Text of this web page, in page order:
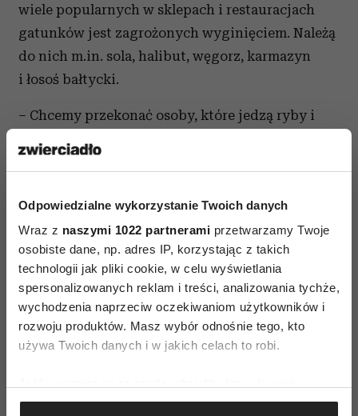
Odpowiedzialne wykorzystanie Twoich danych
Wraz z naszymi 1022 partnerami przetwarzamy Twoje
osobiste dane, np. adres IP, korzystając z takich
technologii jak pliki cookie, w celu wyświetlania
spersonalizowanych reklam i treści, analizowania tychże,
wychodzenia naprzeciw oczekiwaniom użytkowników i
rozwoju produktów. Masz wybór odnośnie tego, kto
używa Twoich danych i w jakich celach to robi.
Gromadzić dane dotyczące Twojej lokalizacji
wiele popularnych w sklepach i restauracjach
gatunków jest zagrożonych wyginięciem. Należą
do nich m.in. sola, halibut, węgorz, karmazyn
i łosoś bałtycki.
– Chcemy przekonać osoby, które jedzą ryby i
Zasoby morskie są nadmiernie eksploatowane, a
zagrożone gatunki potrzebują czasu na
odbudowę swoich stad. Dlatego należy przez
jakiś czas ograniczyć ich połowy, kupowanie i
jedzenie, aby umożliwić ich odbudowę, co
pozwoli naszym dzieciom i wnukom cieszyć się
ich smakiem.
Informację na temat tego, jakie ryby i owoce
morza wybierać znalazły się w poradniku „Jaka